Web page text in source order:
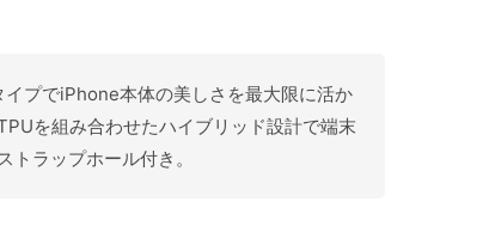
プでiPhone本体の美しさを最大限に活か
を組み合わせたハイブリッド設計で端末
ラップホール付き。